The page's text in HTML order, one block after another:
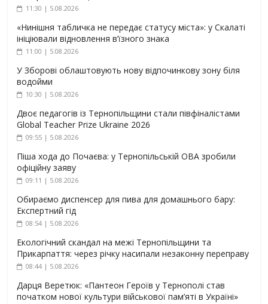
11:30 | 5.08.2026
«Нинішня табличка не передає статусу міста»: у Скалаті
ініціювали відновлення в’їзного знака
11:00 | 5.08.2026
У Зборові облаштовують нову відпочинкову зону біля
водойми
10:30 | 5.08.2026
Двоє педагогів із Тернопільщини стали півфіналістами
Global Teacher Prize Ukraine 2026
09:55 | 5.08.2026
Піша хода до Почаєва: у Тернопільській ОВА зробили
офіційну заяву
09:11 | 5.08.2026
Обираємо диспенсер для пива для домашнього бару:
Експертний гід
08:54 | 5.08.2026
Екологічний скандал на межі Тернопільщини та
Прикарпаття: через річку насипали незаконну переправу
08:44 | 5.08.2026
Дарця Веретюк: «Пантеон Героїв у Тернополі став
початком нової культури військової пам’яті в Україні»